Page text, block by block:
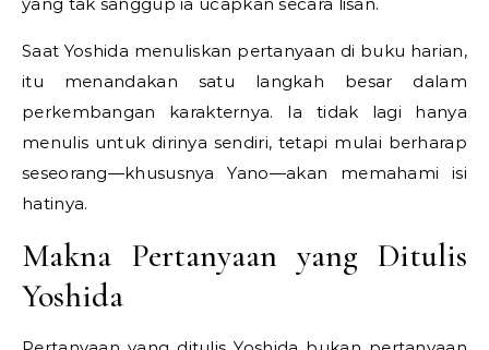
Saat Yoshida menuliskan pertanyaan di buku harian,
itu menandakan satu langkah besar dalam
perkembangan karakternya. Ia tidak lagi hanya
menulis untuk dirinya sendiri, tetapi mulai berharap
seseorang—khususnya Yano—akan memahami isi
hatinya.
Makna Pertanyaan yang Ditulis
Yoshida